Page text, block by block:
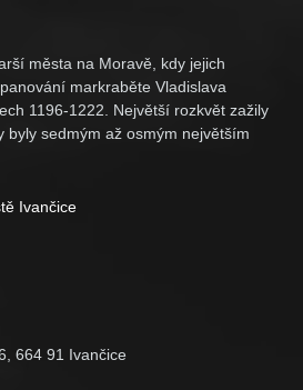
města na Moravě, kdy jejich
markraběte Vladislava
1196-1222. Největší rozkvět zažily
byly sedmým až osmým největším
Ivančice
664 91 Ivančice